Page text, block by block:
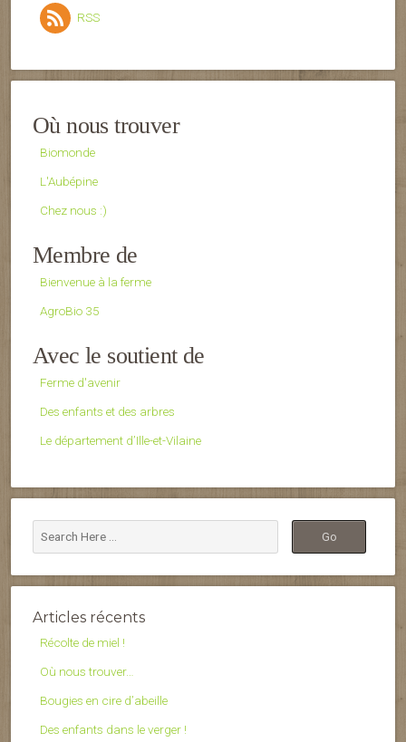
RSS
Où nous trouver
Biomonde
L'Aubépine
Chez nous :)
Membre de
Bienvenue à la ferme
AgroBio 35
Avec le soutient de
Ferme d'avenir
Des enfants et des arbres
Le département d’Ille-et-Vilaine
Articles récents
Récolte de miel !
Où nous trouver…
Bougies en cire d’abeille
Des enfants dans le verger !